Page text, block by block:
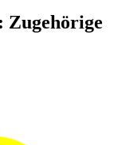
Zugehörige